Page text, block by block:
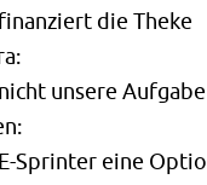
fi­nan­ziert die Theke
nicht un­se­re Auf­ga­be
E-Sprin­ter eine